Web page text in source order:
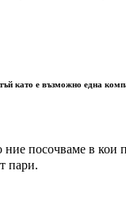
като е възможно една
посочваме в кои
пари.